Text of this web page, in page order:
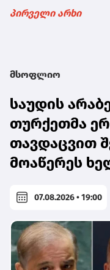
პირველი არხი
მსოფლიო
საუდის
თურქეთმა
თავდაცვით
მოაწერეს
07.08.2026 • 19:00